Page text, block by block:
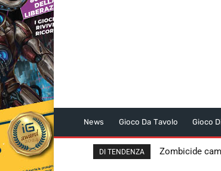
News Gioco Da Tavolo Gioco
DI TENDENZA Zombicide